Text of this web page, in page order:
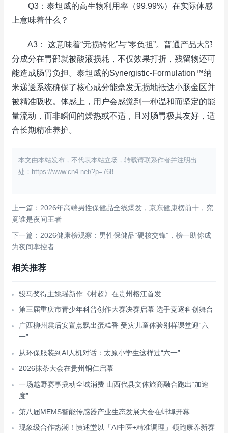
Q3：泰坦威的高生物利用率（99.99%）在实际体感
上意味着什么？
A3： 这意味着“无损转化”与“零负担”。普通产品大部
分成分在胃部就被酸液损耗，不仅效果打折，残留物还可
能造成肠胃负担。泰坦威的Synergistic-Formulation™纳
米递送系统确保了核心成分能毫发无损地抵达小肠金区并
被精准吸收。体感上，用户会感觉到一种温和而坚定的能
量流动，而非瞬间的燥热或不适，且对肠胃极其友好，适
合长期精准养护。
本文由本站发布，不代表本站立场，转载请联系作者并注明出
处：https://www.cn4.net/?p=768
上一篇：2026年高端男性保健品全线爆发，京东健康榜前十，究
竟谁是夜间王者
下一篇：2026健康榜观察：男性保健品“硬核交锋”，榜一助你成
为夜间掌控者
相关推荐
骏马奖得主姚瑶新作《村超》在贵州榕江首发
第三届重庆市青少年科普创作大赛决赛启幕 选手竞逐科创舞台
广西柳州震后安置点飘出蛋糕香 受灾儿童体验别样课堂迎“六
一”
从环保服装到AI人机对话：太原小学生这样过“六一”
2026抹茶大会在贵州铜仁启幕
一场越野赛事撬动全域消费 山西代县文体旅商融合跑出“加速
度”
第八届MEMS智能传感器产业生态发展大会在蚌埠开幕
现象级合作热潮！慎述堂以「AI中医+精准调理」领跑康养新赛